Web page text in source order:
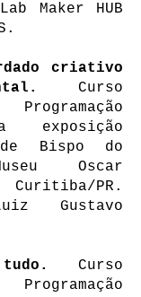
Maker HUB
criativo
Curso
exposição
de Bispo do
Oscar
PR.
Gustavo
.
Curso